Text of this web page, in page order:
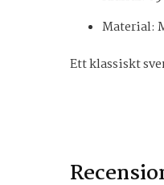
Material:
Ett klassiskt